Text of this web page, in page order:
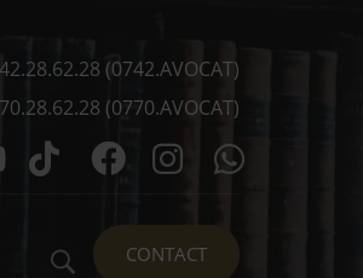
(0742.AVOCAT)
(0770.AVOCAT)
CONTACT